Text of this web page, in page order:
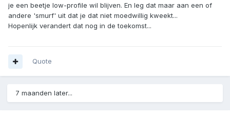
je een beetje low-profile wil blijven. En leg dat maar aan een of
andere 'smurf' uit dat je dat niet moedwillig kweekt...
Hopenlijk verandert dat nog in de toekomst...
Quote
7 maanden later...